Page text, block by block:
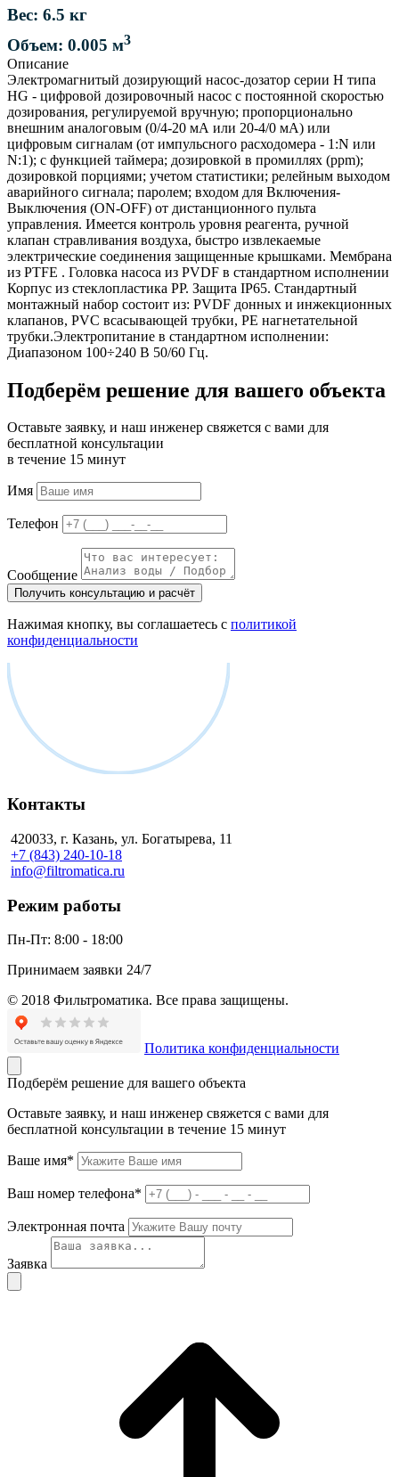
Вес: 6.5 кг
Объем: 0.005 м3
Описание
Электромагнитый дозирующий насос-дозатор серии H типа
HG - цифровой дозировочный насос с постоянной скоростью
дозирования, регулируемой вручную; пропорционально
внешним аналоговым (0/4-20 мА или 20-4/0 мА) или
цифровым сигналам (от импульсного расходомера - 1:N или
N:1); с функцией таймера; дозировкой в промиллях (ppm);
дозировкой порциями; учетом статистики; релейным выходом
аварийного сигнала; паролем; входом для Включения-
Выключения (ON-OFF) от дистанционного пульта
управления. Имеется контроль уровня реагента, ручной
клапан стравливания воздуха, быстро извлекаемые
электрические соединения защищенные крышками. Мембрана
из PTFE . Головка насоса из PVDF в стандартном исполнении
Корпус из стеклопластика PP. Защита IP65. Стандартный
монтажный набор состоит из: PVDF донных и инжекционных
клапанов, PVC всасывающей трубки, PE нагнетательной
трубки.Электропитание в стандартном исполнении:
Диапазоном 100÷240 В 50/60 Гц.
Подберём решение для вашего объекта
Оставьте заявку, и наш инженер свяжется с вами для
бесплатной консультации
в течение 15 минут
Имя
Телефон
Сообщение
Получить консультацию и расчёт
Нажимая кнопку, вы соглашаетесь с политикой
конфиденциальности
Контакты
420033, г. Казань, ул. Богатырева, 11
+7 (843) 240-10-18
info@filtromatica.ru
Режим работы
Пн-Пт: 8:00 - 18:00
Принимаем заявки 24/7
© 2018 Фильтроматика. Все права защищены.
Политика конфиденциальности
Подберём решение для вашего объекта
Оставьте заявку, и наш инженер свяжется с вами для
бесплатной консультации в течение 15 минут
Ваше имя*
Ваш номер телефона*
Электронная почта
Заявка